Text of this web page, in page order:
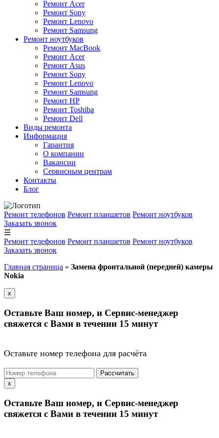
Ремонт Acer
Ремонт Sony
Ремонт Lenovo
Ремонт Samsung
Ремонт ноутбуков
Ремонт MacBook
Ремонт Acer
Ремонт Asus
Ремонт Sony
Ремонт Lenovo
Ремонт Samsung
Ремонт HP
Ремонт Toshiba
Ремонт Dell
Виды ремонта
Информация
Гарантия
О компании
Вакансии
Сервисным центрам
Контакты
Блог
Ремонт телефонов Ремонт планшетов Ремонт ноутбуков
Заказать звонок
☰
Ремонт телефонов Ремонт планшетов Ремонт ноутбуков
Заказать звонок
Главная страница » Замена фронтальной (передней) камеры
Nokia
x
Оставьте Ваш номер, и Сервис-менеджер
свяжется с Вами в течении 15 минут
Оставьте номер телефона для расчёта
Рассчитать
x
Оставьте Ваш номер, и Сервис-менеджер
свяжется с Вами в течении 15 минут